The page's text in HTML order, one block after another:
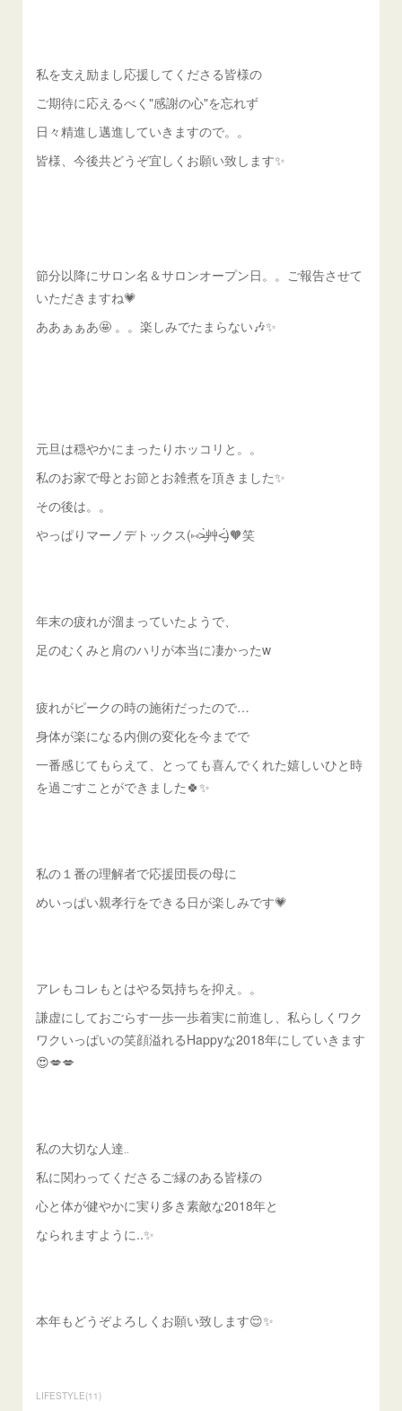
私を支え励まし応援してくださる皆様の
ご期待に応えるべく"感謝の心"を忘れず
日々精進し邁進していきますので。。
皆様、今後共どうぞ宜しくお願い致します✨
節分以降にサロン名＆サロンオープン日。。ご報告させて
いただきますね💗
ああぁぁあ🤩 。。楽しみでたまらない🎶✨
元旦は穏やかにまったりホッコリと。。
私のお家で母とお節とお雑煮を頂きました✨
その後は。。
やっぱりマーノデトックス(⑅˃̶͈̀艸˂̶͈́)🧡笑
年末の疲れが溜まっていたようで、
足のむくみと肩のハリが本当に凄かったw
疲れがピークの時の施術だったので…
身体が楽になる内側の変化を今までで
一番感じてもらえて、とっても喜んでくれた嬉しいひと時
を過ごすことができました🍀✨
私の１番の理解者で応援団長の母に
めいっぱい親孝行をできる日が楽しみです💗
アレもコレもとはやる気持ちを抑え。。
謙虚にしておごらす一歩一歩着実に前進し、私らしくワク
ワクいっぱいの笑顔溢れるHappyな2018年にしていきます
😍💋💋
私の大切な人達‥
私に関わってくださるご縁のある皆様の
心と体が健やかに実り多き素敵な2018年と
なられますように..✨
本年もどうぞよろしくお願い致します😌✨
LIFESTYLE(11)